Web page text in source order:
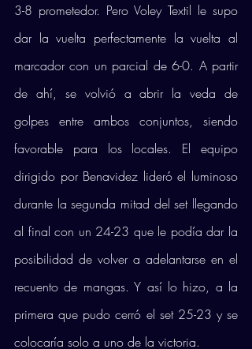
3-8 prometedor. Pero Voley Textil le supo
dar la vuelta perfectamente la vuelta al
marcador con un parcial de 6-0. A partir
de ahí, se volvió a abrir la veda de
golpes entre ambos conjuntos, siendo
favorable para los locales. El equipo
dirigido por Benavidez lideró el luminoso
durante la segunda mitad del set llegando
al final con un 24-23 que le podía dar la
posibilidad de volver a adelantarse en el
recuento de mangas. Y así lo hizo, a la
primera que pudo cerró el set 25-23 y se
colocaría solo a uno de la victoria.